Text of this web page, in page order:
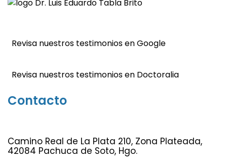
Revisa nuestros testimonios en Google
Revisa nuestros testimonios en Doctoralia
Contacto
Camino Real de La Plata 210, Zona Plateada,
42084 Pachuca de Soto, Hgo.